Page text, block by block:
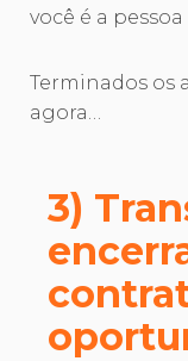
você é a
Terminados os
agora…
3)